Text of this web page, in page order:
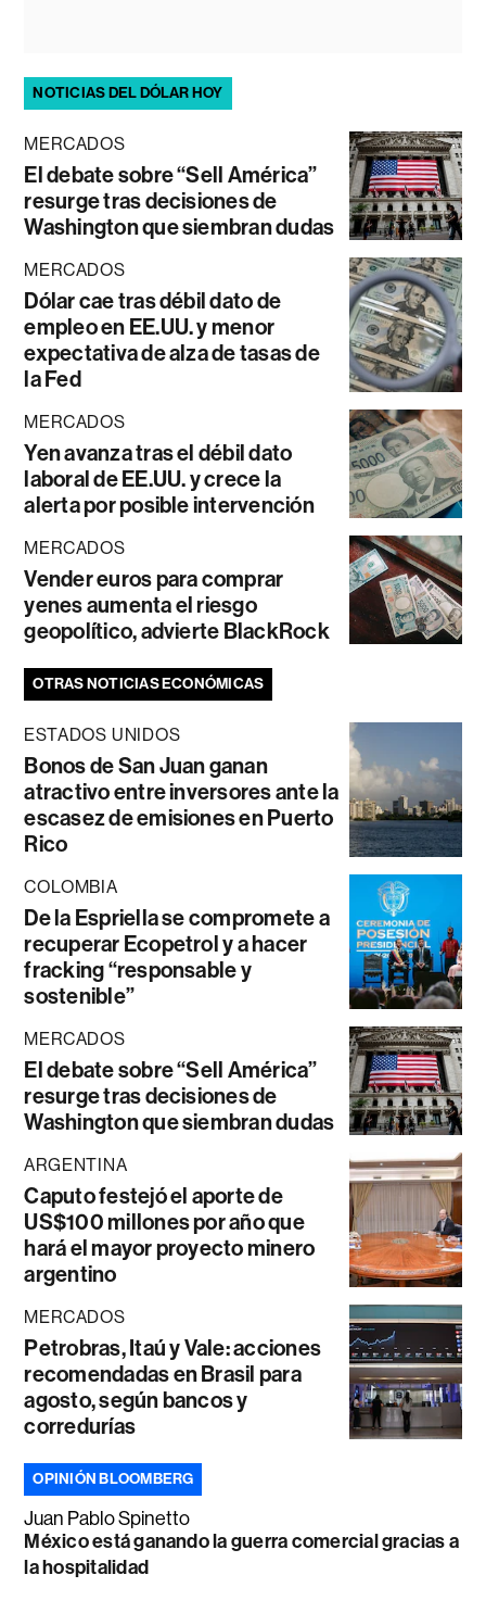
NOTICIAS DEL DÓLAR HOY
MERCADOS
El debate sobre “Sell América”
resurge tras decisiones de
Washington que siembran dudas
MERCADOS
Dólar cae tras débil dato de
empleo en EE.UU. y menor
expectativa de alza de tasas de
la Fed
MERCADOS
Yen avanza tras el débil dato
laboral de EE.UU. y crece la
alerta por posible intervención
MERCADOS
Vender euros para comprar
yenes aumenta el riesgo
geopolítico, advierte BlackRock
OTRAS NOTICIAS ECONÓMICAS
ESTADOS UNIDOS
Bonos de San Juan ganan
atractivo entre inversores ante la
escasez de emisiones en Puerto
Rico
COLOMBIA
De la Espriella se compromete a
recuperar Ecopetrol y a hacer
fracking “responsable y
sostenible”
MERCADOS
El debate sobre “Sell América”
resurge tras decisiones de
Washington que siembran dudas
ARGENTINA
Caputo festejó el aporte de
US$100 millones por año que
hará el mayor proyecto minero
argentino
MERCADOS
Petrobras, Itaú y Vale: acciones
recomendadas en Brasil para
agosto, según bancos y
corredurías
OPINIÓN BLOOMBERG
Juan Pablo Spinetto
México está ganando la guerra comercial gracias a
la hospitalidad